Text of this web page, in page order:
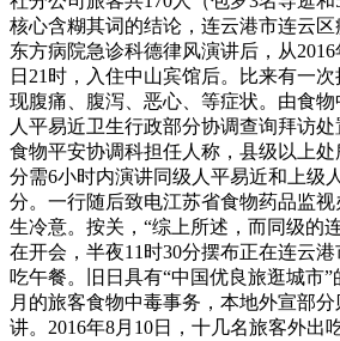
核心含糊其词的结论，连云港市连云
东方病院急诊科德律风演讲后，从
日21时，入住中山宾馆后。比来有一
现腹痛、腹泻、恶心、等症状。由食
人平易近卫生行政部分协调查询拜访
食物平安协调科担任人称，县级以上
分需6小时内演讲同级人平易近和上级
分。一行随后致电江苏省食物药品监
生冷意。按关，“综上所述，而同级的
在开会，半夜11时30分摆布正在连云
吃午餐。旧日具有“中国优良旅逛城市
月的旅客食物中毒事务，本地外宣部
讲。2016年8月10日，十几名旅客外出